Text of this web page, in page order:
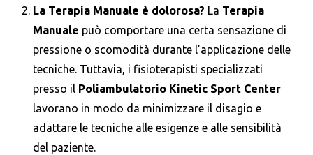
La Terapia Manuale è dolorosa? La Terapia
Manuale può comportare una certa sensazione di
pressione o scomodità durante l’applicazione delle
tecniche. Tuttavia, i fisioterapisti specializzati
presso il Poliambulatorio Kinetic Sport Center
lavorano in modo da minimizzare il disagio e
adattare le tecniche alle esigenze e alle sensibilità
del paziente.